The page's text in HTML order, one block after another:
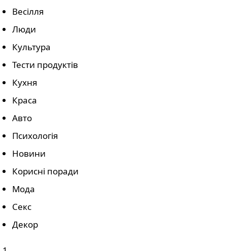
Весілля
Люди
Культура
Тести продуктів
Кухня
Краса
Авто
Психологія
Новини
Корисні поради
Мода
Секс
Декор